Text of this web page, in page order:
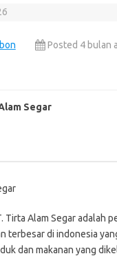
Posted 4 bulan
Sеgаr
Tirta Alаm Sеgаr adalah
terbesar dі indonesia
dan makanan уаng